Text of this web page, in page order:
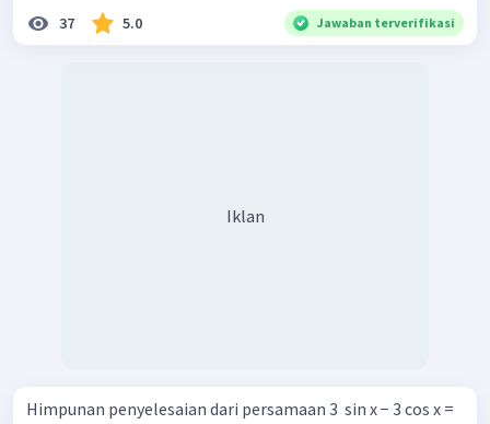
37 5.0 Jawaban terverifikasi
Iklan
Himpunan penyelesaian dari persamaan 3 ​ sin x − 3 cos x =